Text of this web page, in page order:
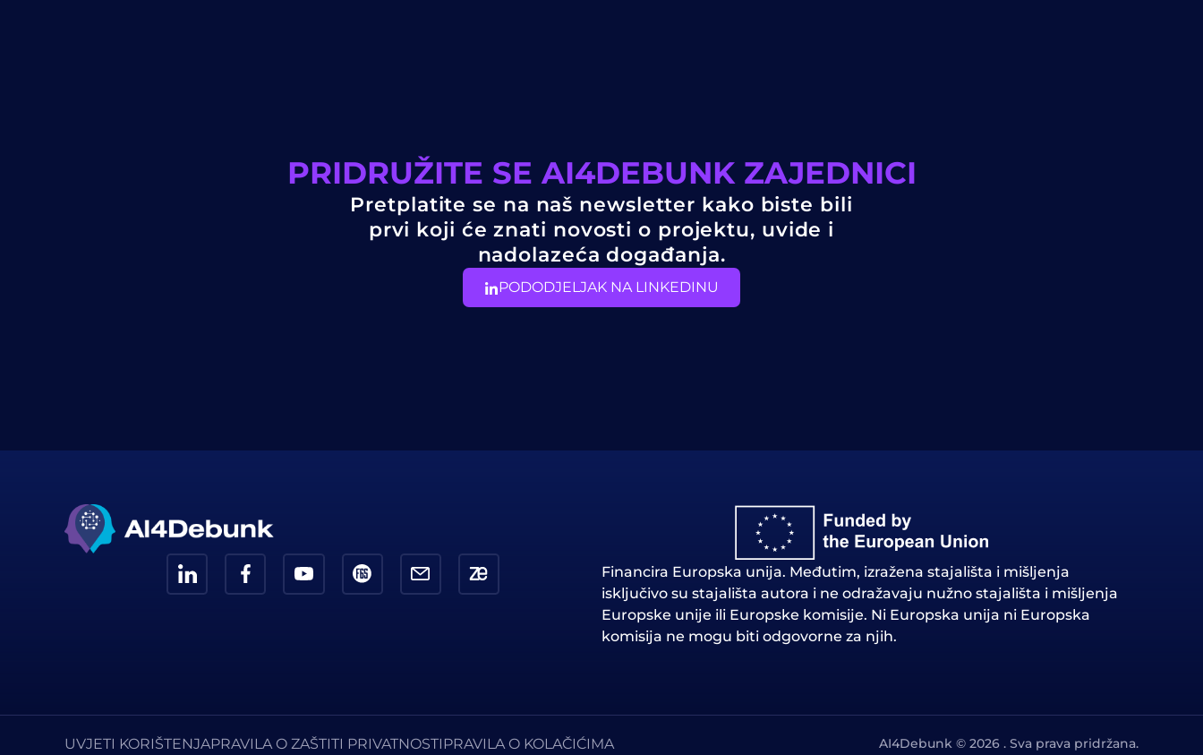
PRIDRUŽITE SE AI4DEBUNK ZAJEDNICI
Pretplatite se na naš newsletter kako biste bili
prvi koji će znati novosti o projektu, uvide i
nadolazeća događanja.
PODODJELJAK NA LINKEDINU
Financira Europska unija. Međutim, izražena stajališta i mišljenja
isključivo su stajališta autora i ne odražavaju nužno stajališta i mišljenja
Europske unije ili Europske komisije. Ni Europska unija ni Europska
komisija ne mogu biti odgovorne za njih.
UVJETI KORIŠTENJAPRAVILA O ZAŠTITI PRIVATNOSTIPRAVILA O KOLAČIĆIMA AI4Debunk © 2026 . Sva prava pridržana.